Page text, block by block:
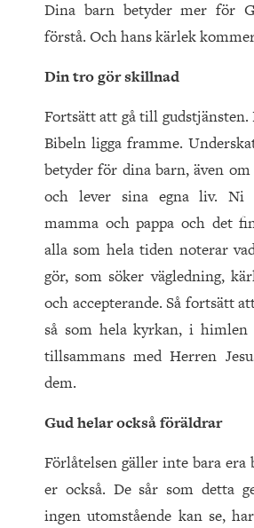
Dina barn betyder mer för
förstå. Och hans kärlek
Din tro gör skillnad
Fortsätt att gå till
Bibeln ligga framme.
betyder för dina barn, även
och lever sina egna liv. Ni
mamma och pappa och det
alla som hela tiden noterar
gör, som söker vägledning,
och accepterande. Så fortsätt
så som hela kyrkan, i himlen
tillsammans med Herren
dem.
Gud helar också föräldrar
Förlåtelsen gäller inte bara era
er också. De sår som detta
ingen utomstående kan se,